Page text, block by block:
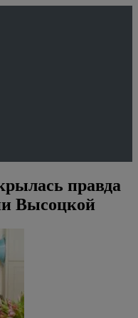
правда
Высоцкой